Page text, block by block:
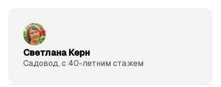
Светлана Керн
Садовод, с 40-летним стажем